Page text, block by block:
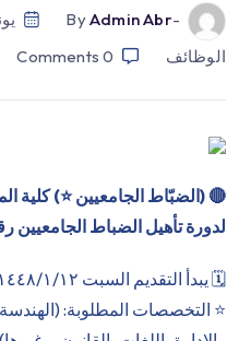
-by
Admin Abr
الوظائف
0
Comments
🔴 (الضبّاط الجامعيين ⭐️) كلية
لدورة تأهيل الضباط الجامعيين رقم
🗓 يبدأ التقديم السبت ١٤٤٨/١/١٢هـ وينتهي الأربعاء ١٤٤٨/١/١٦هـ.
⭐️ التخصصات المطلوبة: